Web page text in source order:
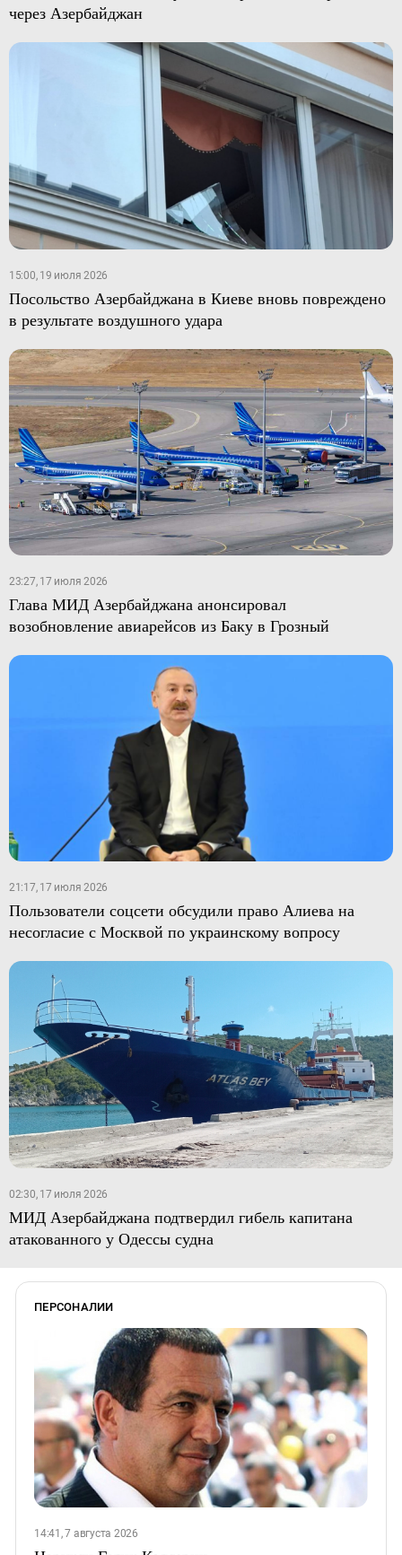
через Азербайджан
15:00, 19 июля 2026
Посольство Азербайджана в Киеве вновь повреждено
в результате воздушного удара
23:27, 17 июля 2026
Глава МИД Азербайджана анонсировал
возобновление авиарейсов из Баку в Грозный
21:17, 17 июля 2026
Пользователи соцсети обсудили право Алиева на
несогласие с Москвой по украинскому вопросу
02:30, 17 июля 2026
МИД Азербайджана подтвердил гибель капитана
атакованного у Одессы судна
ПЕРСОНАЛИИ
14:41, 7 августа 2026